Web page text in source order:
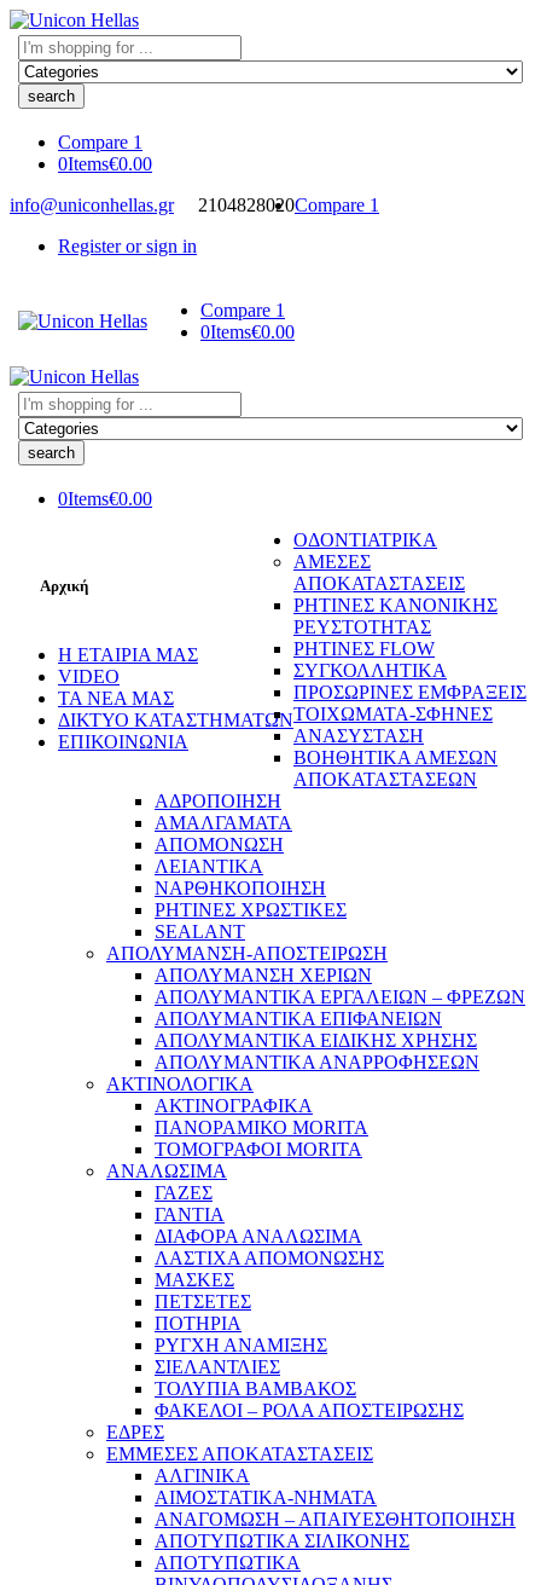
Search
here
Compare 1
0Items€0.00
info@uniconhellas.gr
2104828020Compare 1
Register or sign in
Compare 1
0Items€0.00
Search
here
0Items€0.00
Αρχική
Η ΕΤΑΙΡΙΑ ΜΑΣ
VIDEO
ΤΑ ΝΕΑ ΜΑΣ
ΔΙΚΤΥΟ ΚΑΤΑΣΤΗΜΑΤΩΝ
ΕΠΙΚΟΙΝΩΝΙΑ
ΟΔΟΝΤΙΑΤΡΙΚΑ
ΑΜΕΣΕΣ
ΑΠΟΚΑΤΑΣΤΑΣΕΙΣ
ΡΗΤΙΝΕΣ ΚΑΝΟΝΙΚΗΣ
ΡΕΥΣΤΟΤΗΤΑΣ
ΡΗΤΙΝΕΣ FLOW
ΣΥΓΚΟΛΛΗΤΙΚΑ
ΠΡΟΣΩΡΙΝΕΣ ΕΜΦΡΑΞΕΙΣ
ΤΟΙΧΩΜΑΤΑ-ΣΦΗΝΕΣ
ΑΝΑΣΥΣΤΑΣΗ
ΒΟΗΘΗΤΙΚΑ ΑΜΕΣΩΝ
ΑΠΟΚΑΤΑΣΤΑΣΕΩΝ
ΑΔΡΟΠΟΙΗΣΗ
ΑΜΑΛΓΑΜΑΤΑ
ΑΠΟΜΟΝΩΣΗ
ΛΕΙΑΝΤΙΚΑ
ΝΑΡΘΗΚΟΠΟΙΗΣΗ
ΡΗΤΙΝΕΣ ΧΡΩΣΤΙΚΕΣ
SEALANT
ΑΠΟΛΥΜΑΝΣΗ-ΑΠΟΣΤΕΙΡΩΣΗ
ΑΠΟΛΥΜΑΝΣΗ ΧΕΡΙΩΝ
ΑΠΟΛΥΜΑΝΤΙΚΑ ΕΡΓΑΛΕΙΩΝ – ΦΡΕΖΩΝ
ΑΠΟΛΥΜΑΝΤΙΚΑ ΕΠΙΦΑΝΕΙΩΝ
ΑΠΟΛΥΜΑΝΤΙΚΑ ΕΙΔΙΚΗΣ ΧΡΗΣΗΣ
ΑΠΟΛΥΜΑΝΤΙΚΑ ΑΝΑΡΡΟΦΗΣΕΩΝ
ΑΚΤΙΝΟΛΟΓΙΚΑ
ΑΚΤΙΝΟΓΡΑΦΙΚΑ
ΠΑΝΟΡΑΜΙΚΟ MORITA
ΤΟΜΟΓΡΑΦΟΙ MORITA
ΑΝΑΛΩΣΙΜΑ
ΓΑΖΕΣ
ΓΑΝΤΙΑ
ΔΙΑΦΟΡΑ ΑΝΑΛΩΣΙΜΑ
ΛΑΣΤΙΧΑ ΑΠΟΜΟΝΩΣΗΣ
ΜΑΣΚΕΣ
ΠΕΤΣΕΤΕΣ
ΠΟΤΗΡΙΑ
ΡΥΓΧΗ ΑΝΑΜΙΞΗΣ
ΣΙΕΛΑΝΤΛΙΕΣ
ΤΟΛΥΠΙΑ ΒΑΜΒΑΚΟΣ
ΦΑΚΕΛΟΙ – ΡΟΛΑ ΑΠΟΣΤΕΙΡΩΣΗΣ
ΕΔΡΕΣ
ΕΜΜΕΣΕΣ ΑΠΟΚΑΤΑΣΤΑΣΕΙΣ
ΑΛΓΙΝΙΚΑ
ΑΙΜΟΣΤΑΤΙΚΑ-ΝΗΜΑΤΑ
ΑΝΑΓΟΜΩΣΗ – ΑΠΑΙΥΕΣΘΗΤΟΠΟΙΗΣΗ
ΑΠΟΤΥΠΩΤΙΚΑ ΣΙΛΙΚΟΝΗΣ
ΑΠΟΤΥΠΩΤΙΚΑ